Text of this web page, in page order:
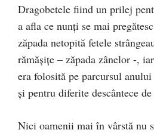
Dragobetele fiind un prilej
a afla ce nunţi se mai
zăpada netopită fetele
rămăşiţe – zăpada zânelor -,
era folosită pe parcursul
şi pentru diferite descântece de
Nici oamenii mai în vârstă nu